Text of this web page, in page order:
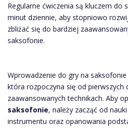
Regularne ćwiczenia są kluczem do
minut dziennie, aby stopniowo
zbliżać się do bardziej
saksofonie.
Wprowadzenie do gry na
która rozpoczyna się od pierwszych
zaawansowanych technikach. Aby
saksofonie, należy zacząć od
instrumentu oraz opanowania